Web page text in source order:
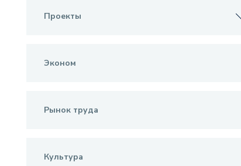
Проекты
Эконом
Рынок труда
Культура